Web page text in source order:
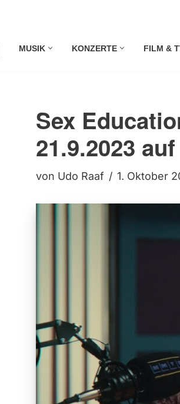
MUSIK KONZERTE FILM &
Sex
21.9.2023
von Udo Raaf 1. Oktober